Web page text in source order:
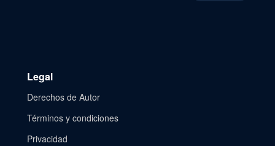
Legal
Derechos de Autor
Términos y condiciones
Privacidad